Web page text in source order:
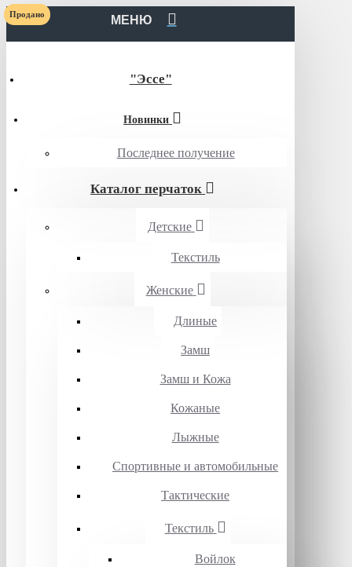
МЕНЮ
"Эссе"
Новинки
Последнее получение
Каталог перчаток
Детские
Текстиль
Женские
Длиные
Замш
Замш и Кожа
Кожаные
Лыжные
Спортивные и автомобильные
Тактические
Текстиль
Войлок
Продано